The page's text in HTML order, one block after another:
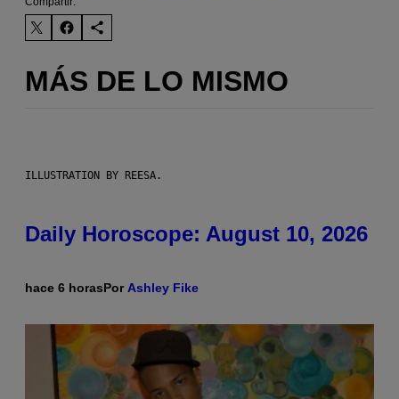
MÁS DE LO MISMO
ILLUSTRATION BY REESA.
Daily Horoscope: August 10, 2026
hace 6 horasPorAshley Fike